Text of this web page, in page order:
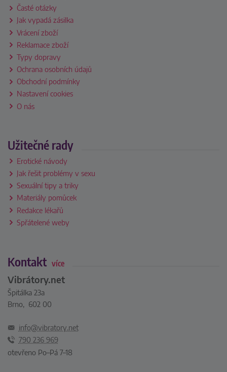
Časté otázky
Jak vypadá zásilka
Vrácení zboží
Reklamace zboží
Typy dopravy
Ochrana osobních údajů
Obchodní podmínky
Nastavení cookies
O nás
Užitečné rady
Erotické návody
Jak řešit problémy v sexu
Sexuální tipy a triky
Materiály pomůcek
Redakce lékařů
Spřátelené weby
Kontakt více
Vibrátory.net
Špitálka 23a
Brno, 602 00
info@vibratory.net
790 236 969
otevřeno Po–Pá 7–18